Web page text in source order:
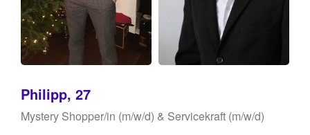
Philipp, 27
Mystery Shopper/in (m/w/d) & Servicekraft (m/w/d)